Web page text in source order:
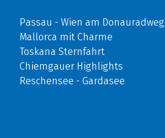
Passau - Wien am Donauradweg
Mallorca mit Charme
Toskana Sternfahrt
Chiemgauer Highlights
Reschensee - Gardasee